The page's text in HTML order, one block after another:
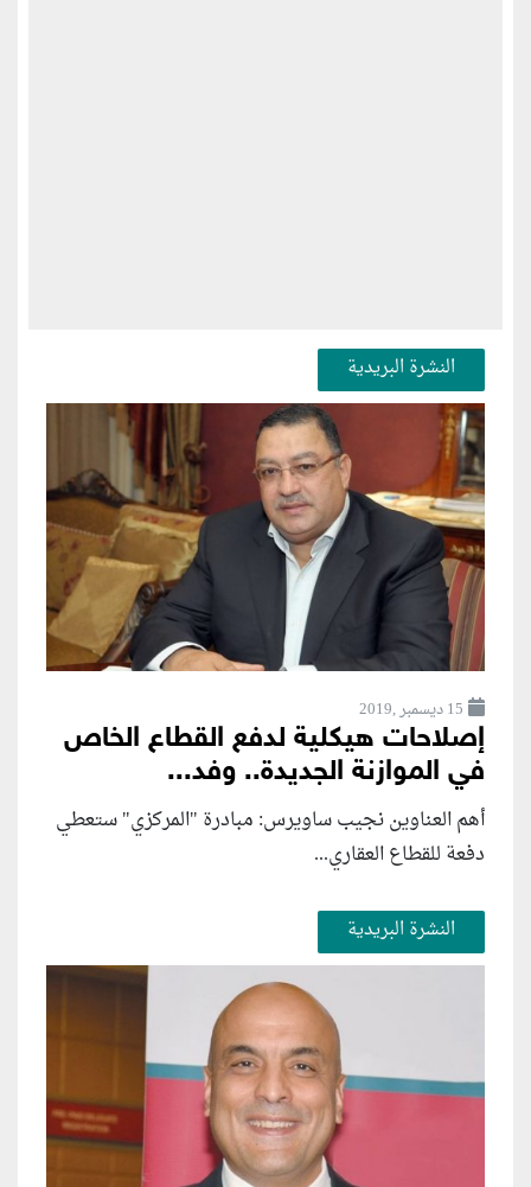
النشرة البريدية
15 ديسمبر ,2019
إصلاحات هيكلية لدفع القطاع الخاص
في الموازنة الجديدة.. وفد...
أهم العناوين نجيب ساويرس: مبادرة "المركزي" ستعطي
دفعة للقطاع العقاري...
النشرة البريدية